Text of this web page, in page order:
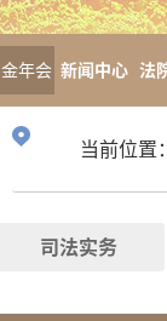
金年会 新闻中心 法
当前位置
司法实务